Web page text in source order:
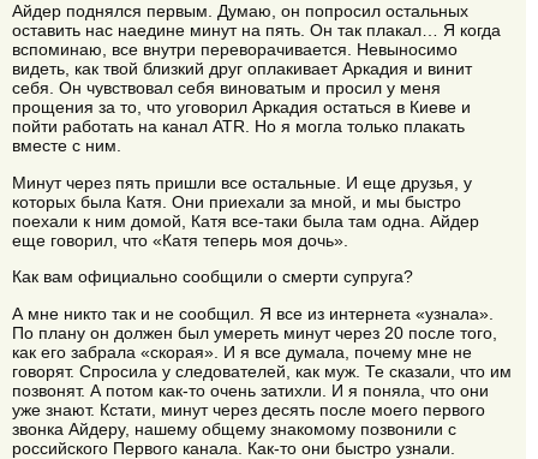
Айдер поднялся первым. Думаю, он попросил остальных
оставить нас наедине минут на пять. Он так плакал… Я когда
вспоминаю, все внутри переворачивается. Невыносимо
видеть, как твой близкий друг оплакивает Аркадия и винит
себя. Он чувствовал себя виноватым и просил у меня
прощения за то, что уговорил Аркадия остаться в Киеве и
пойти работать на канал ATR. Но я могла только плакать
вместе с ним.
Минут через пять пришли все остальные. И еще друзья, у
которых была Катя. Они приехали за мной, и мы быстро
поехали к ним домой, Катя все-таки была там одна. Айдер
еще говорил, что «Катя теперь моя дочь».
Как вам официально сообщили о смерти супруга?
А мне никто так и не сообщил. Я все из интернета «узнала».
По плану он должен был умереть минут через 20 после того,
как его забрала «скорая». И я все думала, почему мне не
говорят. Спросила у следователей, как муж. Те сказали, что им
позвонят. А потом как-то очень затихли. И я поняла, что они
уже знают. Кстати, минут через десять после моего первого
звонка Айдеру, нашему общему знакомому позвонили с
российского Первого канала. Как-то они быстро узнали.